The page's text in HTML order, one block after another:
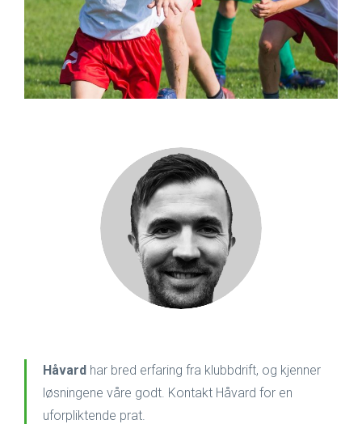
Håvard har bred erfaring fra klubbdrift, og kjenner
løsningene våre godt. Kontakt Håvard for en
uforpliktende prat.